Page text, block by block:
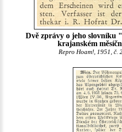
Dvě zprávy o jeho slovníku
krajanském
Repro Hoam!, 1951, č.